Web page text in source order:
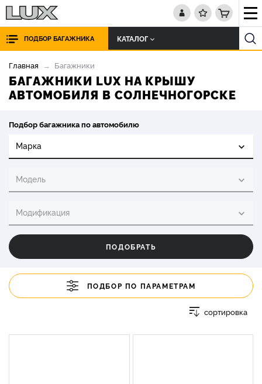
ПОДБОР БАГАЖНИКА КАТАЛОГ
Главная Багажники
БАГАЖНИКИ LUX НА КРЫШУ
АВТОМОБИЛЯ В СОЛНЕЧНОГОРСКЕ
Подбор багажника по автомобилю
Марка
Модель
Модификация
ПОДОБРАТЬ
ПОДБОР ПО ПАРАМЕТРАМ
сортировка